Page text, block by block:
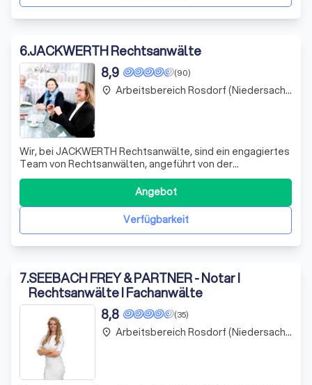
6.JACKWERTH Rechtsanwälte
(90)
8,9
Wir, bei JACKWERTH Rechtsanwälte, sind ein engagiertes
Team von Rechtsanwälten, angeführt von der
Fachanwältin für Bank- und Kapitalmarktrecht, Angelika
Jackwerth. Unsere Expertise liegt in der umfassenden
Beratung und Vertretung in allen Fragen des Bank- und
Kapitalmarktrechts. Mit unserer langjähr
Verfügbarkeit
Angebot
place Arbeitsbereich Rosdorf (Niedersachsen)
7.SEEBACH FREY & PARTNER - Notar I
Rechtsanwälte I Fachanwälte
(35)
8,8
place Arbeitsbereich Rosdorf (Niedersachsen)